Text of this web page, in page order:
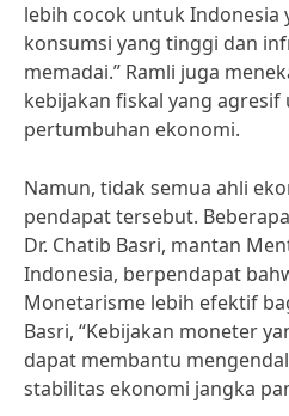
lebih cocok untuk
konsumsi yang tinggi dan
memadai.” Ramli juga
kebijakan fiskal yang
pertumbuhan ekonomi.
Namun, tidak semua ahli
pendapat tersebut.
Dr. Chatib Basri, mantan
Indonesia, berpendapat
Monetarisme lebih efektif
Basri, “Kebijakan moneter
dapat membantu
stabilitas ekonomi jangka